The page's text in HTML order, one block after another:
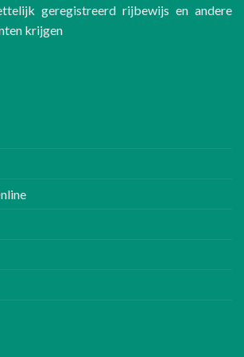
geregistreerd rijbewijs en andere
krijgen